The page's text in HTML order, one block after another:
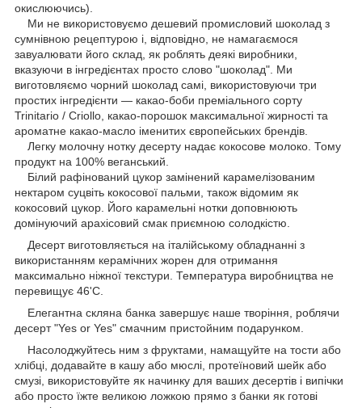
окислюючись).
Ми не використовуємо дешевий промисловий шоколад з
сумнівною рецептурою і, відповідно, не намагаємося
завуалювати його склад, як роблять деякі виробники,
вказуючи в інгредієнтах просто слово "шоколад". Ми
виготовляємо чорний шоколад самі, використовуючи три
простих інгредієнти — какао-боби преміального сорту
Trinitario / Criollo, какао-порошок максимальної жирності та
ароматне какао-масло іменитих європейських брендів.
Легку молочну нотку десерту надає кокосове молоко. Тому
продукт на 100% веганський.
Білий рафінований цукор замінений карамелізованим
нектаром суцвіть кокосової пальми, також відомим як
кокосовий цукор. Його карамельні нотки доповнюють
домінуючий арахісовий смак приємною солодкістю.
Десерт виготовляється на італійському обладнанні з
використанням керамічних жорен для отримання
максимально ніжної текстури. Температура виробництва не
перевищує 46'C.
Елегантна скляна банка завершує наше творіння, роблячи
десерт "Yes or Yes" смачним пристойним подарунком.
Насолоджуйтесь ним з фруктами, намащуйте на тости або
хлібці, додавайте в кашу або мюслі, протеїновий шейк або
смузі, використовуйте як начинку для ваших десертів і випічки
або просто їжте великою ложкою прямо з банки як готові